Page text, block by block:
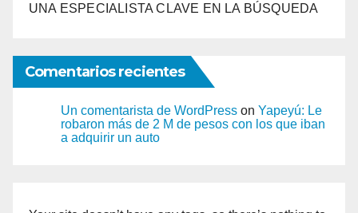
UNA ESPECIALISTA CLAVE EN LA BÚSQUEDA
Comentarios recientes
Un comentarista de WordPress on Yapeyú: Le
robaron más de 2 M de pesos con los que iban
a adquirir un auto